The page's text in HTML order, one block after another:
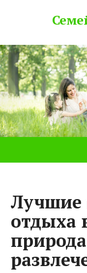
Лучшие
отдыха